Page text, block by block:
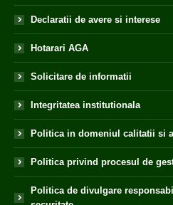
Declaratii de avere si interese
Hotarari AGA
Solicitare de informatii
Integritatea institutionala
Politica in domeniul calitatii si
Politica privind procesul de
Politica de divulgare